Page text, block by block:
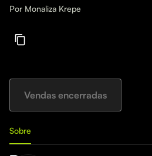
Por Monaliza Krepe
Vendas encerradas
Sobre